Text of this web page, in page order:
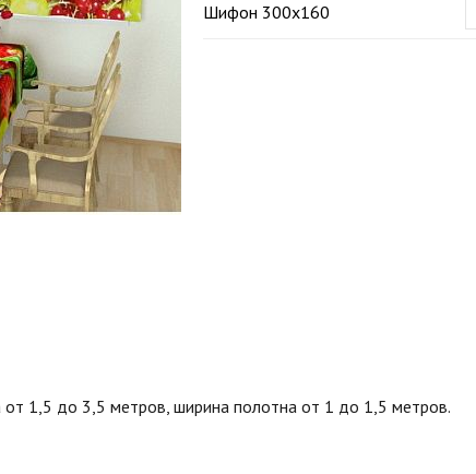
Шифон 300х160
1,5 до 3,5 метров, ширина полотна от 1 до 1,5 метров.